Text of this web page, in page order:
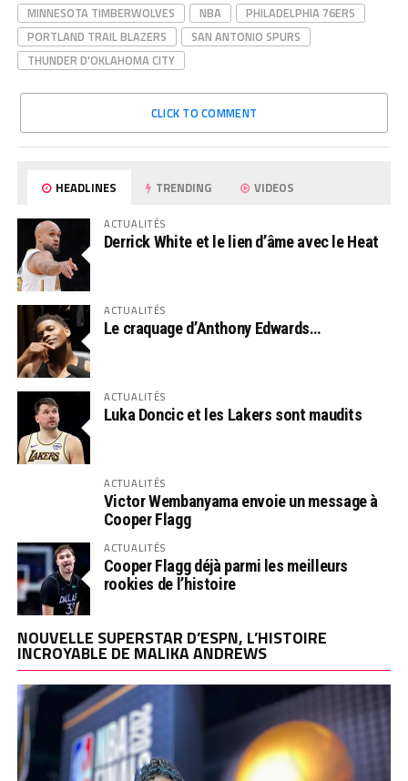
MINNESOTA TIMBERWOLVES
NBA
PHILADELPHIA 76ERS
PORTLAND TRAIL BLAZERS
SAN ANTONIO SPURS
THUNDER D'OKLAHOMA CITY
CLICK TO COMMENT
HEADLINES TRENDING VIDEOS
ACTUALITÉS
Derrick White et le lien d’âme avec le Heat
ACTUALITÉS
Le craquage d’Anthony Edwards…
ACTUALITÉS
Luka Doncic et les Lakers sont maudits
ACTUALITÉS
Victor Wembanyama envoie un message à
Cooper Flagg
ACTUALITÉS
Cooper Flagg déjà parmi les meilleurs
rookies de l’histoire
NOUVELLE SUPERSTAR D’ESPN, L’HISTOIRE
INCROYABLE DE MALIKA ANDREWS